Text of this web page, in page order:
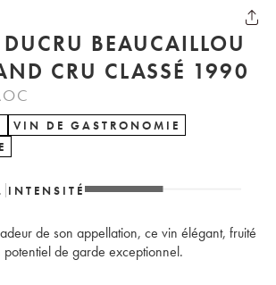
BEAUCAILLOU
CRU CLASSÉ 1990
VIN DE GASTRONOMIE
INTENSITÉ
de son appellation, ce vin élégant, fruité
potentiel de garde exceptionnel.